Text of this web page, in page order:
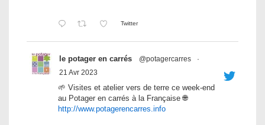
Twitter
le potager en carrés @potagercarres
·
21 Avr 2023
🌱 Visites et atelier vers de terre ce week-end
au Potager en carrés à la Française 🌐
http://www.potagerencarres.info